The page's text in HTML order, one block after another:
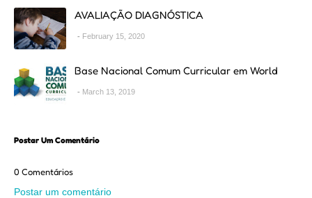
AVALIAÇÃO DIAGNÓSTICA
February 15, 2020
Base Nacional Comum Curricular em World
March 13, 2019
Postar Um Comentário
0 Comentários
Postar um comentário